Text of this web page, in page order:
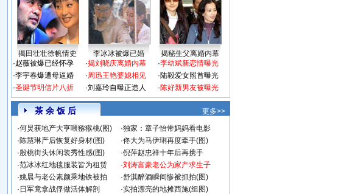
揭田壮壮徐帆情史 李冰冰被爆已婚
揭秘生父离婚内幕
·赵薇被爆已经怀孕
·李宇春爆遭母逼婚
·圣诞节明信片八折
·揭刘晓庆离婚内幕
·周迅王艳婆媳相见
·刘嘉玲自曝正造人
·李幼斌新恋情曝光
·陆毅爱女照首曝光
·陈好新男友被曝光
茶 余 饭 后
更多>>
·何炅获地产大亨喂猕猴桃(图) ·独家：章子怡带妈妈看电影
·陈慧琳产后恢复好身材(图) ·佟大为马伊琍再度牵手(图)
·殷桃街头休闲装秀性感(图) ·倪萍赵忠祥十年后再携手
·范冰冰红地毯服装皆为租赁 ·刘涛富豪老公为家产求生子
·姚晨与老公素颜乘地铁被拍 ·舒淇醉酒瞬间惨被抓拍(图)
· 日军竟拿战俘做活体解剖 ·实拍漂亮的地摊西施(组图)